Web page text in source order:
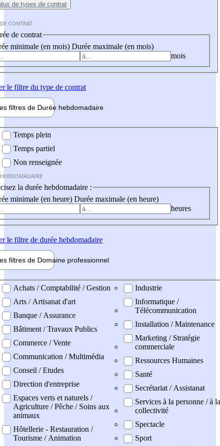
de types de contrat
CONTRAT
de contrat
minimale (en mois) Durée maximale (en mois)
mois
le filtre du type de contrat
filtres de Durée hebdomadaire
Temps plein
Temps partiel
Non renseignée
la durée hebdomadaire :
minimale (en heure) Durée maximale (en heure)
heures
le filtre de durée hebdomadaire
filtres de Domaine professionnel
professionel
Achats / Comptabilité / Gestion
Arts / Artisanat d'art
Banque / Assurance
Bâtiment / Travaux Publics
Commerce / Vente
Communication / Multimédia
Conseil / Etudes
Direction d'entreprise
Espaces verts et naturels /
Agriculture / Pêche / Soins aux
animaux
Hôtellerie - Restauration /
Tourisme / Animation
Industrie
Informatique /
Télécommunication
Installation / Maintenance
Marketing / Stratégie
commerciale
Ressources Humaines
Santé
Secrétariat / Assistanat
Services à la personne / à la
collectivité
Spectacle
Sport